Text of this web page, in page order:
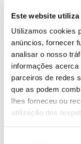
Este website utiliza
Utilizamos cookies
anúncios, fornecer
analisar o nosso
informações
parceiros de redes
que as podem
lhes forneceu ou
utilização dos
Mata do Bussaco
Saiba mais
13.07.2026
Genoma do
conhecer para